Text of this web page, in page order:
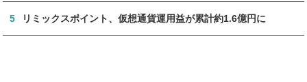
5 リミックスポイント、仮想通貨運用益が累計約1.6億円に